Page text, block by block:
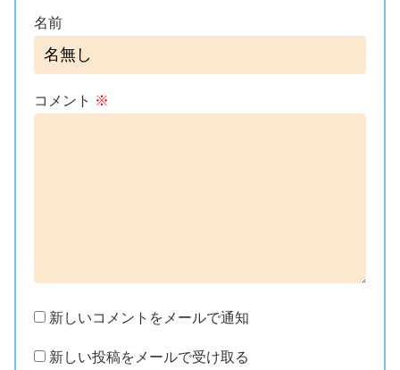
名前
コメント ※
新しいコメントをメールで通知
新しい投稿をメールで受け取る